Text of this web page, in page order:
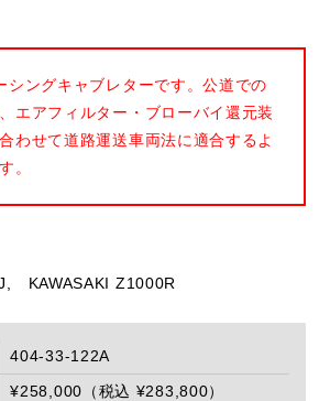
シングキャブレターです。公道での
エアフィルター・ブローバイ還元装
わせて道路運送車両法に適合するよ
。
KAWASAKI Z1000R
404-33-122A
¥258,000（税込 ¥283,800）